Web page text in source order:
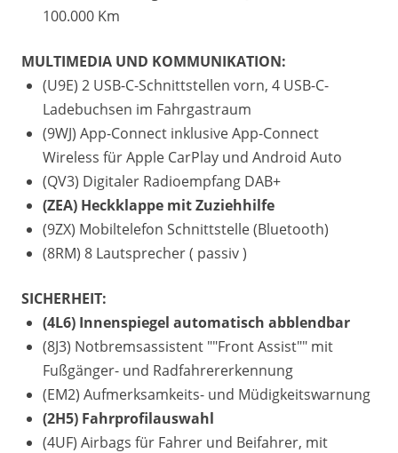
100.000 Km
MULTIMEDIA UND KOMMUNIKATION:
(U9E) 2 USB-C-Schnittstellen vorn, 4 USB-C-
Ladebuchsen im Fahrgastraum
(9WJ) App-Connect inklusive App-Connect
Wireless für Apple CarPlay und Android Auto
(QV3) Digitaler Radioempfang DAB+
(ZEA) Heckklappe mit Zuziehhilfe
(9ZX) Mobiltelefon Schnittstelle (Bluetooth)
(8RM) 8 Lautsprecher ( passiv )
SICHERHEIT:
(4L6) Innenspiegel automatisch abblendbar
(8J3) Notbremsassistent ""Front Assist"" mit
Fußgänger- und Radfahrererkennung
(EM2) Aufmerksamkeits- und Müdigkeitswarnung
(2H5) Fahrprofilauswahl
(4UF) Airbags für Fahrer und Beifahrer, mit